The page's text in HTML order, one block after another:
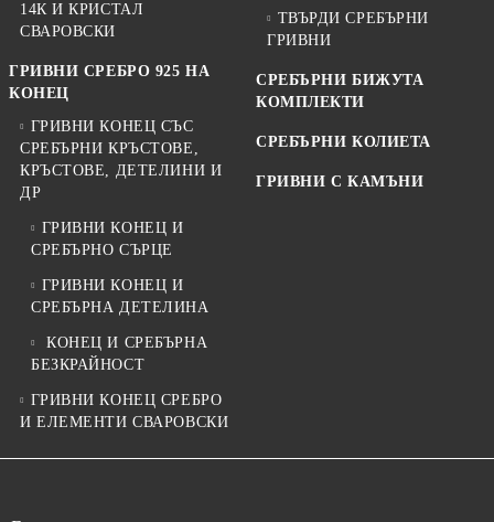
14К И КРИСТАЛ
СВАРОВСКИ
ГРИВНИ СРЕБРО 925 НА
КОНЕЦ
ГРИВНИ КОНЕЦ СЪС
СРЕБЪРНИ КРЪСТОВЕ,
КРЪСТОВЕ, ДЕТЕЛИНИ И
ДР
ГРИВНИ КОНЕЦ И
СРЕБЪРНО СЪРЦЕ
ГРИВНИ КОНЕЦ И
СРЕБЪРНА ДЕТЕЛИНА
КОНЕЦ И СРЕБЪРНА
БЕЗКРАЙНОСТ
ГРИВНИ КОНЕЦ СРЕБРО
И ЕЛЕМЕНТИ СВАРОВСКИ
ТВЪРДИ СРЕБЪРНИ
ГРИВНИ
СРЕБЪРНИ БИЖУТА
КОМПЛЕКТИ
СРЕБЪРНИ КОЛИЕТА
ГРИВНИ С КАМЪНИ